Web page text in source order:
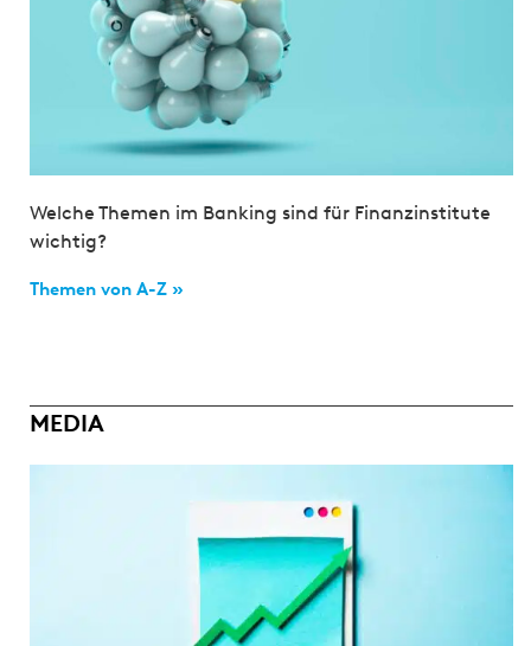
Welche Themen im Banking sind für Finanzinstitute
wichtig?
Themen von A-Z »
MEDIA